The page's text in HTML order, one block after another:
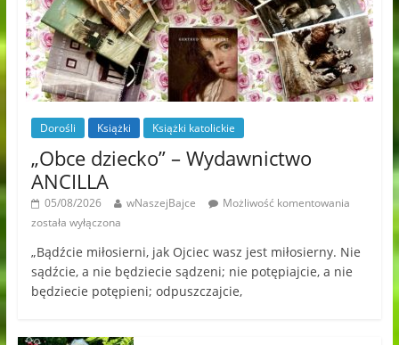
Dorośli Książki Książki katolickie
„Obce dziecko” – Wydawnictwo
ANCILLA
05/08/2026 wNaszejBajce
Możliwość komentowania
została wyłączona
„Bądźcie miłosierni, jak Ojciec wasz jest miłosierny. Nie
sądźcie, a nie będziecie sądzeni; nie potępiajcie, a nie
będziecie potępieni; odpuszczajcie,